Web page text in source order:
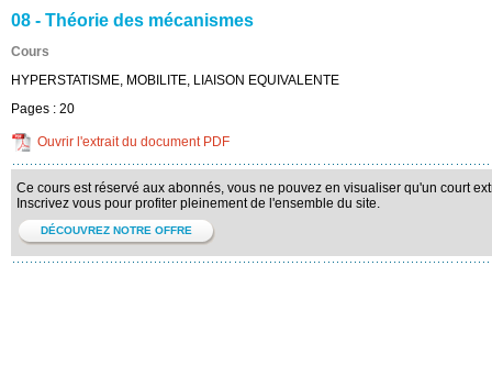
08 - Théorie des mécanismes
Cours
HYPERSTATISME, MOBILITE, LIAISON EQUIVALENTE
Pages : 20
Ouvrir l'extrait du document PDF
Ce cours est réservé aux abonnés, vous ne pouvez en visualiser qu'un court
Inscrivez vous pour profiter pleinement de l'ensemble du site.
DÉCOUVREZ NOTRE OFFRE